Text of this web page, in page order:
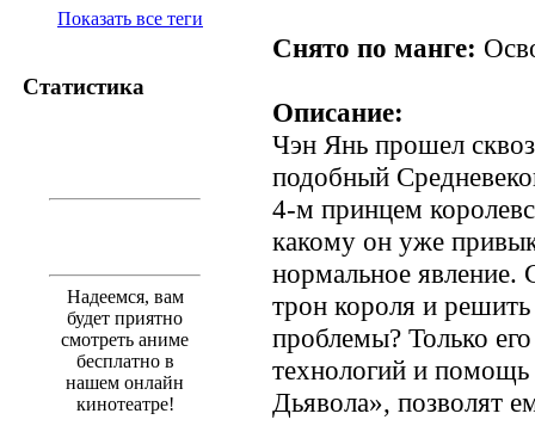
Показать все теги
Статистика
Надеемся, вам
будет приятно
смотреть аниме
бесплатно в
нашем онлайн
кинотеатре!
Снято по манге:
Описание:
Чэн Янь прошел
подобный
4-м принцем
какому он уже
нормальное явление.
трон короля и
проблемы? Только
технологий и помощь
Дьявола», позволят